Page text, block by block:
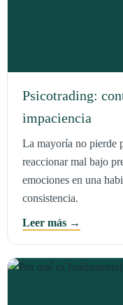
Psicotrading:
impaciencia
La mayoría no pierde
reaccionar mal bajo
emociones en una
consistencia.
Leer más →